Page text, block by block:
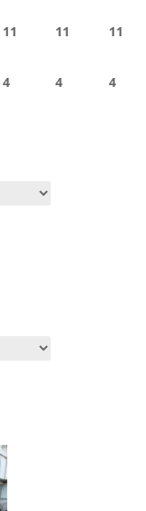
11 11 11
4 4 4